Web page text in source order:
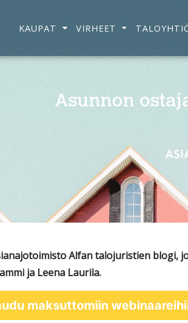
KAUPAT VIRHEET
Asunnon
Alfan talojuristien blogi,
ja Leena Laurila.
maksuttomiin